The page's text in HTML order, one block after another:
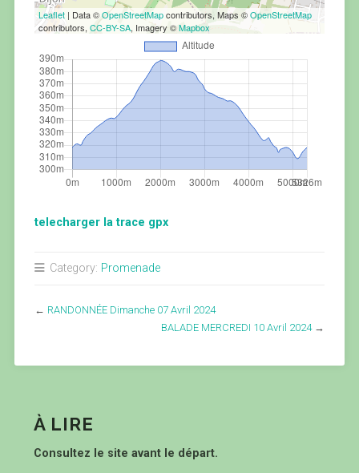
Leaflet| Data ©OpenStreetMapcontributors, Maps ©OpenStreetMap
contributors, CC-BY-SA, Imagery ©Mapbox
telecharger la trace gpx
Category: Promenade
← RANDONNÉE Dimanche 07 Avril 2024
BALADE MERCREDI 10 Avril 2024→
À LIRE
Consultez le site avant le départ.